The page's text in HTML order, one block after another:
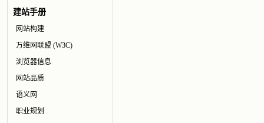
建站手册
网站构建
万维网联盟 (W3C)
浏览器信息
网站品质
语义网
职业规划